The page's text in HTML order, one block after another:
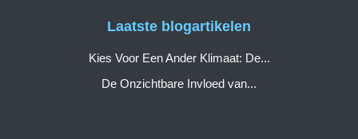
Laatste blogartikelen
Kies Voor Een Ander Klimaat: De...
De Onzichtbare Invloed van...